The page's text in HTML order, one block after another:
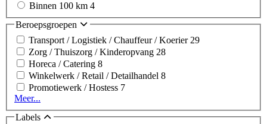
Binnen 100 km 4
Beroepsgroepen
Transport / Logistiek / Chauffeur / Koerier 29
Zorg / Thuiszorg / Kinderopvang 28
Horeca / Catering 8
Winkelwerk / Retail / Detailhandel 8
Promotiewerk / Hostess 7
Meer...
Labels